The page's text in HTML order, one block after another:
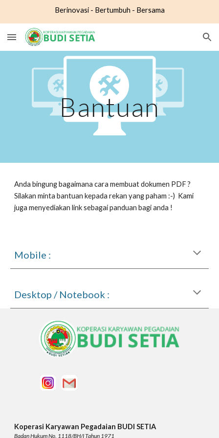
Berinovasi - Bertumbuh - Bersama
Bantuan
Anda bingung bagaimana cara membuat dokumen PDF ?
Silakan minta bantuan kepada rekan yang paham :-)  Kami
juga menyediakan link sebagai panduan bagi anda !
Mobile :
Desktop / Notebook :
Koperasi Karyawan Pegadaian BUDI SETIA
Badan Hukum No. 1118/BH/I Tahun 1971